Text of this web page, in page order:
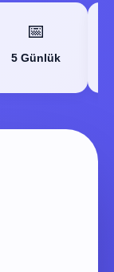
📅
5 Günlük